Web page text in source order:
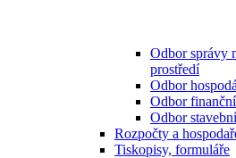
Odbor správy
prostředí
Odbor
Odbor
Odbor
Rozpočty a
Tiskopisy, formuláře